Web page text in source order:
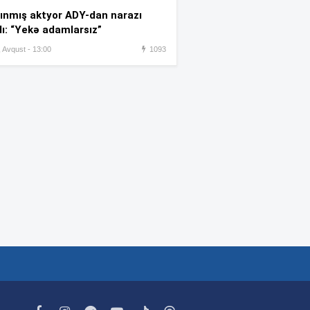
almağa çalışdı – 5 illik həbs
edildi
havası açıqlandı
aktyor ADY-dan narazı
“Yekə adamlarsız”
Avqust - 13:00 1093